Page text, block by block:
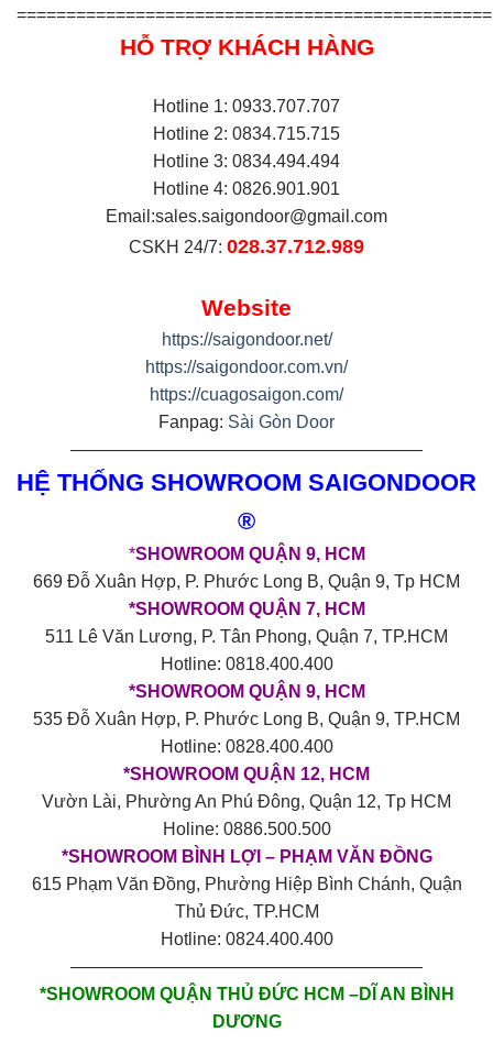
================================================
HỖ TRỢ KHÁCH HÀNG
Hotline 1: 0933.707.707
Hotline 2: 0834.715.715
Hotline 3: 0834.494.494
Hotline 4: 0826.901.901
Email:sales.saigondoor@gmail.com
CSKH 24/7: 028.37.712.989
Website
https://saigondoor.net/
https://saigondoor.com.vn/
https://cuagosaigon.com/
Fanpag: Sài Gòn Door
————————————————————
HỆ THỐNG SHOWROOM SAIGONDOOR
®
*SHOWROOM QUẬN 9, HCM
669 Đỗ Xuân Hợp, P. Phước Long B, Quận 9, Tp HCM
*SHOWROOM QUẬN 7, HCM
511 Lê Văn Lương, P. Tân Phong, Quận 7, TP.HCM
Hotline: 0818.400.400
*SHOWROOM QUẬN 9, HCM
535 Đỗ Xuân Hợp, P. Phước Long B, Quận 9, TP.HCM
Hotline: 0828.400.400
*SHOWROOM QUẬN 12, HCM
Vườn Lài, Phường An Phú Đông, Quận 12, Tp HCM
Holine: 0886.500.500
*SHOWROOM BÌNH LỢI – PHẠM VĂN ĐỒNG
615 Phạm Văn Đồng, Phường Hiệp Bình Chánh, Quận
Thủ Đức, TP.HCM
Hotline: 0824.400.400
————————————————————
*SHOWROOM QUẬN THỦ ĐỨC HCM –DĨ AN BÌNH
DƯƠNG